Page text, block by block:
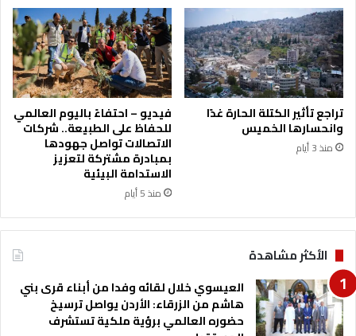
ل
ت
ج
س
ي
ر
د
و
ن
ي
و
ن
ز
ي
ة
ف
ي
ب
ط
و
ز
ن
إ
س
ب
تراجع تأثير الكتلة الحارة غدًا
وانحسارها الخميس
منذ 3 أيام
فيديو – احتفاءً باليوم العالمي
للحفاظ على الطبيعة.. شركات
الاتصالات تواصل جهودها
بمبادرة مشتركة لتعزيز
الاستدامة البيئية
منذ 5 أيام
الأكثر مشاهدة
العيسوي خلال لقائه وفدا من أبناء قرى بني
هاشم من الزرقاء: الأردن يواصل ترسيخ
حضوره العالمي برؤية ملكية تستشرف